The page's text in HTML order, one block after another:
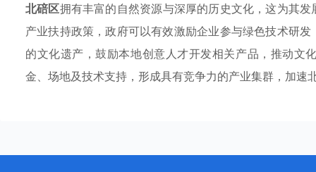
北碚区拥有丰富的自然资源与深厚的历史文化，这为其发
产业扶持政策，政府可以有效激励企业参与绿色技术研
的文化遗产，鼓励本地创意人才开发相关产品，推动文
金、场地及技术支持，形成具有竞争力的产业集群，加